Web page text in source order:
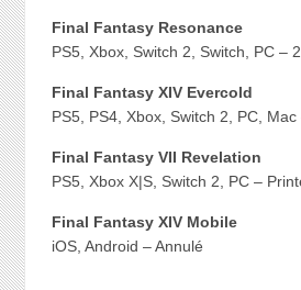
Final Fantasy Resonance
PS5, Xbox, Switch 2, Switch, PC –
Final Fantasy XIV Evercold
PS5, PS4, Xbox, Switch 2, PC,
Final Fantasy VII Revelation
PS5, Xbox X|S, Switch 2, PC –
Final Fantasy XIV Mobile
iOS, Android – Annulé